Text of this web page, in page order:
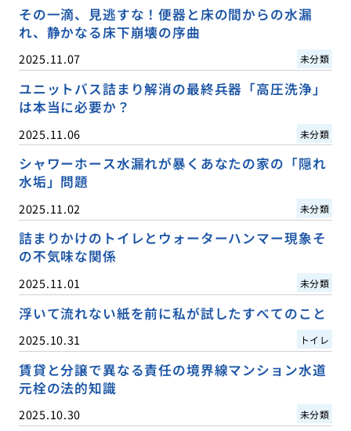
その一滴、見逃すな！便器と床の間からの水漏
れ、静かなる床下崩壊の序曲
2025.11.07 未分類
ユニットバス詰まり解消の最終兵器「高圧洗浄」
は本当に必要か？
2025.11.06 未分類
シャワーホース水漏れが暴くあなたの家の「隠れ
水垢」問題
2025.11.02 未分類
詰まりかけのトイレとウォーターハンマー現象そ
の不気味な関係
2025.11.01 未分類
浮いて流れない紙を前に私が試したすべてのこと
2025.10.31 トイレ
賃貸と分譲で異なる責任の境界線マンション水道
元栓の法的知識
2025.10.30 未分類